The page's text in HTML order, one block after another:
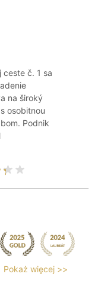
ceste č. 1 sa
na široký
osobitnou
Podnik
Pokaż więcej >>